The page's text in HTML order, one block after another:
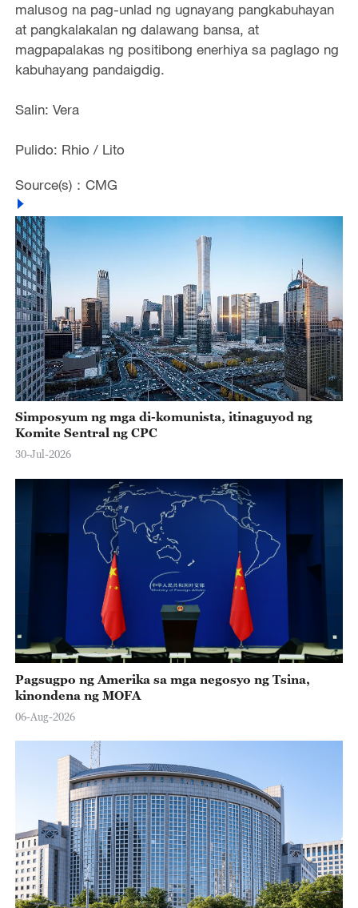
malusog na pag-unlad ng ugnayang pangkabuhayan
at pangkalakalan ng dalawang bansa, at
magpapalakas ng positibong enerhiya sa paglago ng
kabuhayang pandaigdig.
Salin: Vera
Pulido: Rhio / Lito
Source(s)：CMG
Simposyum ng mga di-komunista, itinaguyod ng
Komite Sentral ng CPC
30-Jul-2026
Pagsugpo ng Amerika sa mga negosyo ng Tsina,
kinondena ng MOFA
06-Aug-2026